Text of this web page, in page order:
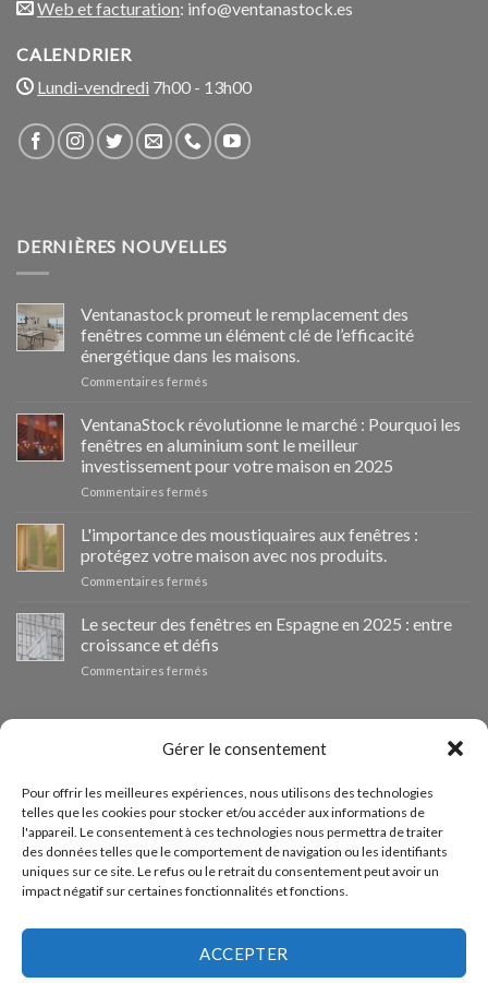
Gérer le consentement
Pour offrir les meilleures expériences, nous utilisons des technologies
telles que les cookies pour stocker et/ou accéder aux informations de
l'appareil. Le consentement à ces technologies nous permettra de traiter
des données telles que le comportement de navigation ou les identifiants
uniques sur ce site. Le refus ou le retrait du consentement peut avoir un
impact négatif sur certaines fonctionnalités et fonctions.
ACCEPTER
Web et facturation: info@ventanastock.es
CALENDRIER
Lundi-vendredi 7h00 - 13h00
DERNIÈRES NOUVELLES
Ventanastock promeut le remplacement des
fenêtres comme un élément clé de l’efficacité
énergétique dans les maisons.
Commentaires fermés
impulsa
el
cambio
de
para
la
en
los
VentanaStock révolutionne le marché : Pourquoi les
fenêtres en aluminium sont le meilleur
investissement pour votre maison en 2025
Commentaires fermés
VentanaStock
revoluciona
el
qué
las
mejor
para
hogar
2025
L'importance des moustiquaires aux fenêtres :
protégez votre maison avec nos produits.
Commentaires fermés
importancia
de
las
protege
con
nuestros
productos.
Le secteur des fenêtres en Espagne en 2025 : entre
croissance et défis
Commentaires fermés
las
España
en
2025:
entre
el
crecimiento
los
desafíos
Si vous avez besoin de fenêtres d'autres dimensions, vous
pouvez demander un devis personnalisé à partir de notre
formulaire de demande de devis.
ACCEDE AL PRESUPUESTADOR